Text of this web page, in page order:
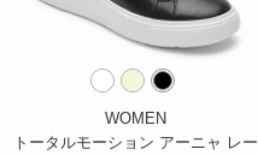
WOMEN
トータルモーション アーニャ レー